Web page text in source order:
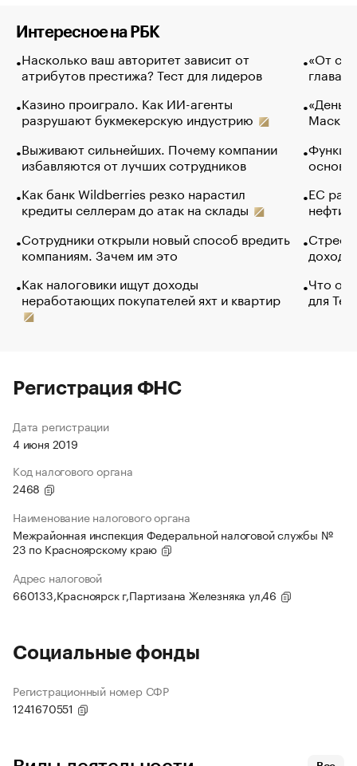
Интересное на РБК
Насколько ваш авторитет зависит от
атрибутов престижа? Тест для лидеров
Казино проиграло. Как ИИ-агенты
разрушают букмекерскую индустрию
Выживают сильнейших. Почему компании
избавляются от лучших сотрудников
Как банк Wildberries резко нарастил
кредиты селлерам до атак на склады
Сотрудники открыли новый способ вредить
компаниям. Зачем им это
Как налоговики ищут доходы
неработающих покупателей яхт и квартир
«От
глава
Маск в
основ
ЕС
нефти
Что
для
Регистрация ФНС
Дата регистрации
4 июня 2019
Код налогового органа
2468
Наименование налогового органа
Межрайонная инспекция Федеральной налоговой службы №
23 по Красноярскому краю
Адрес налоговой
660133,Красноярск г,Партизана Железняка ул,46
Социальные фонды
Регистрационный номер СФР
1241670551